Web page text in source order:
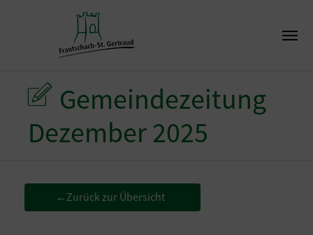
Gemeindezeitung
Dezember 2025
←Zurück zur Übersicht